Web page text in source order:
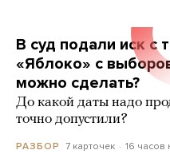
В суд подали иск с
«Яблоко» с
можно сделать?
До какой даты надо
точно допустили?
РАЗБОР 7 карточек 16 часов